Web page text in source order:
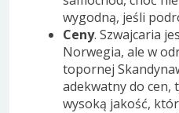
wygodną, jeśli
Ceny. Szwajcaria
Norwegia, ale w
topornej
adekwatny do cen,
wysoką jakość,